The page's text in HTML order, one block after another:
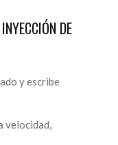
DE
y escribe
velocidad,